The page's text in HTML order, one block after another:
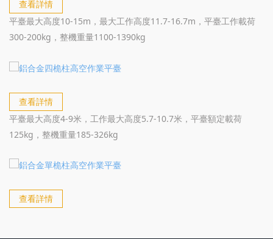
查看詳情
平臺最大高度10-15m，最大工作高度11.7-16.7m，平臺工作載荷
300-200kg，整機重量1100-1390kg
查看詳情
平臺最大高度4-9米，工作最大高度5.7-10.7米，平臺額定載荷
125kg，整機重量185-326kg
查看詳情